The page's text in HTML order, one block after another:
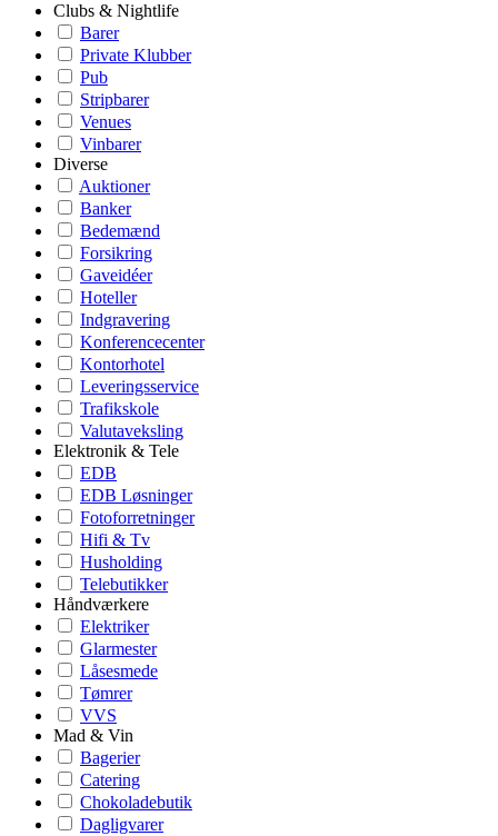
Clubs & Nightlife
Barer
Private Klubber
Pub
Stripbarer
Venues
Vinbarer
Diverse
Auktioner
Banker
Bedemænd
Forsikring
Gaveidéer
Hoteller
Indgravering
Konferencecenter
Kontorhotel
Leveringsservice
Trafikskole
Valutaveksling
Elektronik & Tele
EDB
EDB Løsninger
Fotoforretninger
Hifi & Tv
Husholding
Telebutikker
Håndværkere
Elektriker
Glarmester
Låsesmede
Tømrer
VVS
Mad & Vin
Bagerier
Catering
Chokoladebutik
Dagligvarer